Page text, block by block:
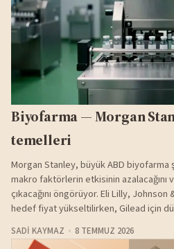
Biyofarma — Morgan
temelleri
Morgan Stanley, büyük ABD biyofarma
makro faktörlerin etkisinin
çıkacağını öngörüyor. Eli Lilly,
hedef fiyat yükseltilirken, Gilead için
SADI KAYMAZ 8 TEMMUZ 2026